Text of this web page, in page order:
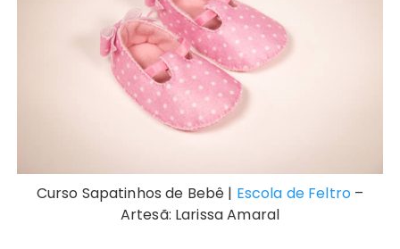
Curso Sapatinhos de Bebê | Escola de Feltro –
Artesã: Larissa Amaral